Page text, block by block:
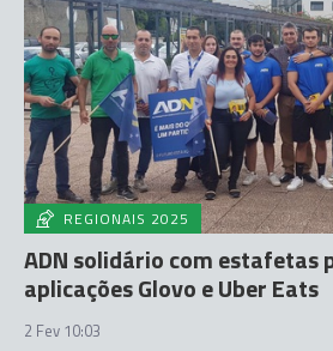
REGIONAIS 2025
ADN solidário com estafetas
aplicações Glovo e Uber Eats
2 Fev 10:03